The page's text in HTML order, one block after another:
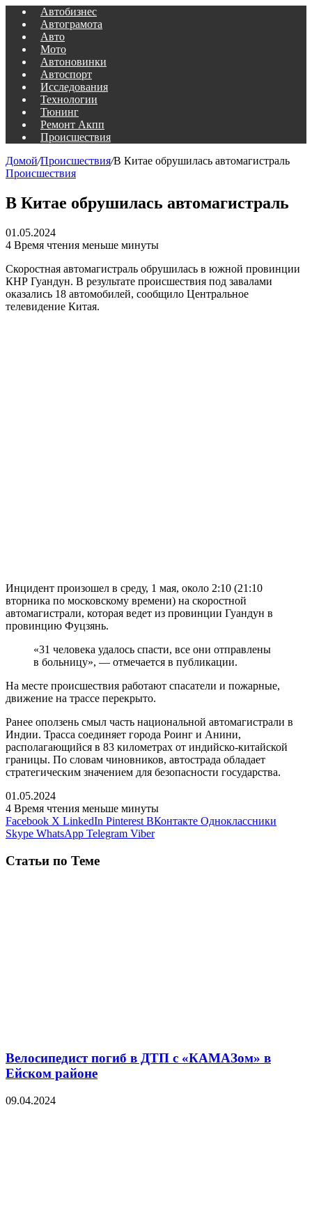
Автобизнес
Автограмота
Авто
Мото
Автоновинки
Автоспорт
Исследования
Технологии
Тюнинг
Ремонт Акпп
Происшествия
Домой/Происшествия/В Китае обрушилась автомагистраль
Происшествия
В Китае обрушилась автомагистраль
01.05.2024
4 Время чтения меньше минуты
Скоростная автомагистраль обрушилась в южной провинции
КНР Гуандун. В результате происшествия под завалами
оказались 18 автомобилей, сообщило Центральное
телевидение Китая.
Инцидент произошел в среду, 1 мая, около 2:10 (21:10
вторника по московскому времени) на скоростной
автомагистрали, которая ведет из провинции Гуандун в
провинцию Фуцзянь.
«31 человека удалось спасти, все они отправлены
в больницу», — отмечается в публикации.
На месте происшествия работают спасатели и пожарные,
движение на трассе перекрыто.
Ранее оползень смыл часть национальной автомагистрали в
Индии. Трасса соединяет города Роинг и Анини,
располагающийся в 83 километрах от индийско-китайской
границы. По словам чиновников, автострада обладает
стратегическим значением для безопасности государства.
01.05.2024
4 Время чтения меньше минуты
Facebook X LinkedIn Pinterest ВКонтакте Одноклассники
Skype WhatsApp Telegram Viber
Статьи по Теме
Велосипедист погиб в ДТП с «КАМАЗом» в
Ейском районе
09.04.2024